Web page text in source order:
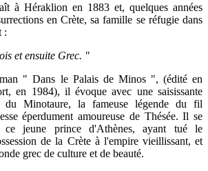
à Héraklion en 1883 et, quelques années
en Crète, sa famille se réfugie dans
:
et ensuite Grec. "
" Dans le Palais de Minos ", (édité en
en 1984), il évoque avec une saisissante
du Minotaure, la fameuse légende du fil
éperdument amoureuse de Thésée. Il se
ce jeune prince d'Athènes, ayant tué le
de la Crète à l'empire vieillissant, et
grec de culture et de beauté.